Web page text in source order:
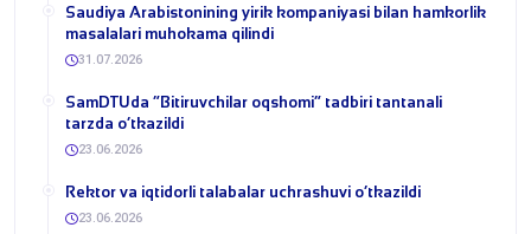
​Saudiya Arabistonining yirik kompaniyasi bilan hamkorlik
masalalari muhokama qilindi
31.07.2026
​SamDTUda “Bitiruvchilar oqshomi” tadbiri tantanali
tarzda o‘tkazildi
23.06.2026
​Rektor va iqtidorli talabalar uchrashuvi o‘tkazildi
23.06.2026